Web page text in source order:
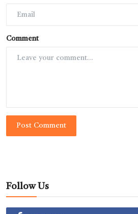
Comment
Post Comment
Follow Us